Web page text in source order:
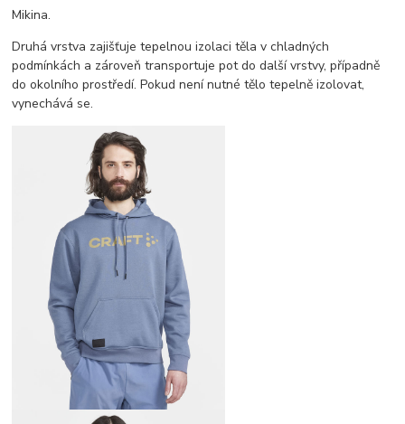
Mikina.
Druhá vrstva zajišťuje tepelnou izolaci těla v chladných
podmínkách a zároveň transportuje pot do další vrstvy, případně
do okolního prostředí. Pokud není nutné tělo tepelně izolovat,
vynechává se.